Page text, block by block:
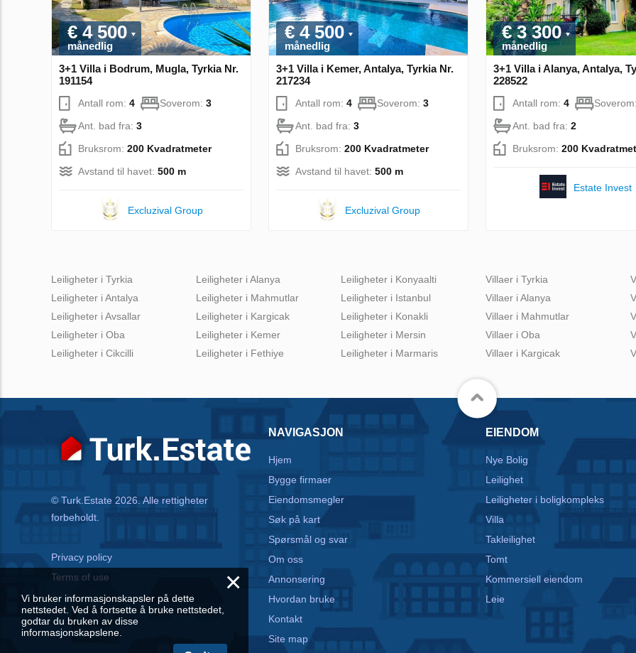
€ 4 500
månedlig
3+1 Villa i Bodrum, Mugla, Tyrkia Nr.
191154
Antall rom: 4 Soverom: 3
Ant. bad fra: 3
Bruksrom: 200 Kvadratmeter
Avstand til havet: 500 m
Excluzival Group
€ 4 500
månedlig
3+1 Villa i Kemer, Antalya, Tyrkia Nr.
217234
Antall rom: 4 Soverom: 3
Ant. bad fra: 3
Bruksrom: 200 Kvadratmeter
Avstand til havet: 500 m
Excluzival Group
€ 3 300
månedlig
3+1 Villa i Alanya, Antalya,
228522
Antall rom: 4
Ant. bad fra: 2
Bruksrom: 200
Estate Invest
Leiligheter i Tyrkia
Leiligheter i Antalya
Leiligheter i Avsallar
Leiligheter i Oba
Leiligheter i Cikcilli
Leiligheter i Alanya
Leiligheter i Mahmutlar
Leiligheter i Kargicak
Leiligheter i Kemer
Leiligheter i Fethiye
Leiligheter i Konyaalti
Leiligheter i Istanbul
Leiligheter i Konakli
Leiligheter i Mersin
Leiligheter i Marmaris
Villaer i Tyrkia
Villaer i Alanya
Villaer i Mahmutlar
Villaer i Oba
Villaer i Kargicak
© Turk.Estate 2026. Alle rettigheter
forbeholdt.
Privacy policy
Terms of use
NAVIGASJON
Hjem
Bygge firmaer
Eiendomsmegler
Søk på kart
Spørsmål og svar
Om oss
Annonsering
Hvordan bruke
Kontakt
Site map
EIENDOM
Nye Bolig
Leilighet
Leiligheter i boligkompleks
Villa
Takleilighet
Tomt
Kommersiell eiendom
Leie
×
Vi bruker informasjonskapsler på dette
nettstedet. Ved å fortsette å bruke nettstedet,
godtar du bruken av disse
informasjonskapslene.